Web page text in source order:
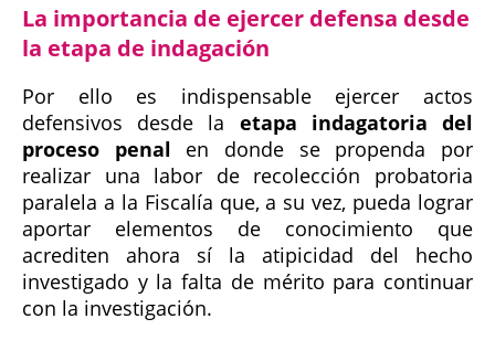
La importancia de ejercer defensa desde
la etapa de indagación
Por ello es indispensable ejercer actos
defensivos desde la etapa indagatoria del
proceso penal en donde se propenda por
realizar una labor de recolección probatoria
paralela a la Fiscalía que, a su vez, pueda lograr
aportar elementos de conocimiento que
acrediten ahora sí la atipicidad del hecho
investigado y la falta de mérito para continuar
con la investigación.